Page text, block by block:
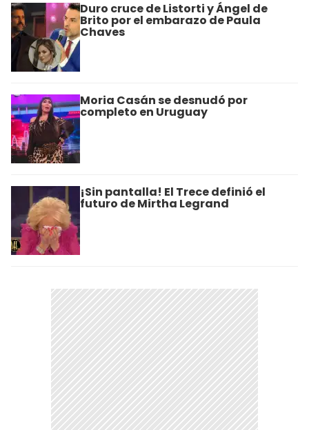
Duro cruce de Listorti y Ángel de
Brito por el embarazo de Paula
Chaves
Moria Casán se desnudó por
completo en Uruguay
¡Sin pantalla! El Trece definió el
futuro de Mirtha Legrand